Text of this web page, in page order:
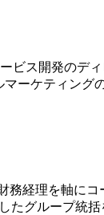
ス開発の
ーケティン
経理を軸に
グループ統